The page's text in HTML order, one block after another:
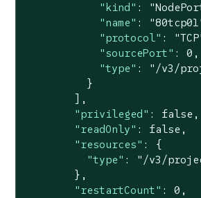
"kind" :
"name" :
"protocol" :
"sourcePort" : 0 ,
"type" :
"/v3/
          }
        ],
"privileged" : false,
"readOnly" : false,
"resources" : {
"type" :
"/v3/
        },
"restartCount" : 0 ,